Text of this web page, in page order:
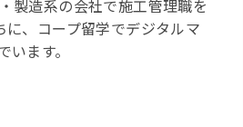
製造系の会社で施工管理職を
、コープ留学でデジタルマ
ます。